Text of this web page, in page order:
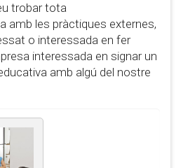
trobar tota
amb les pràctiques externes,
o interessada en fer
interessada en signar un
amb algú del nostre